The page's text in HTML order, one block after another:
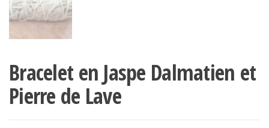
Bracelet en Jaspe Dalmatien et
Pierre de Lave